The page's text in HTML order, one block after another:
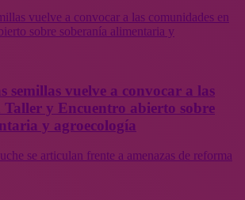
vuelve a convocar a las comunidades en
sobre soberanía alimentaria y
semillas vuelve a convocar a las
Taller y Encuentro abierto sobre
y agroecología
se articulan frente a amenazas de reforma